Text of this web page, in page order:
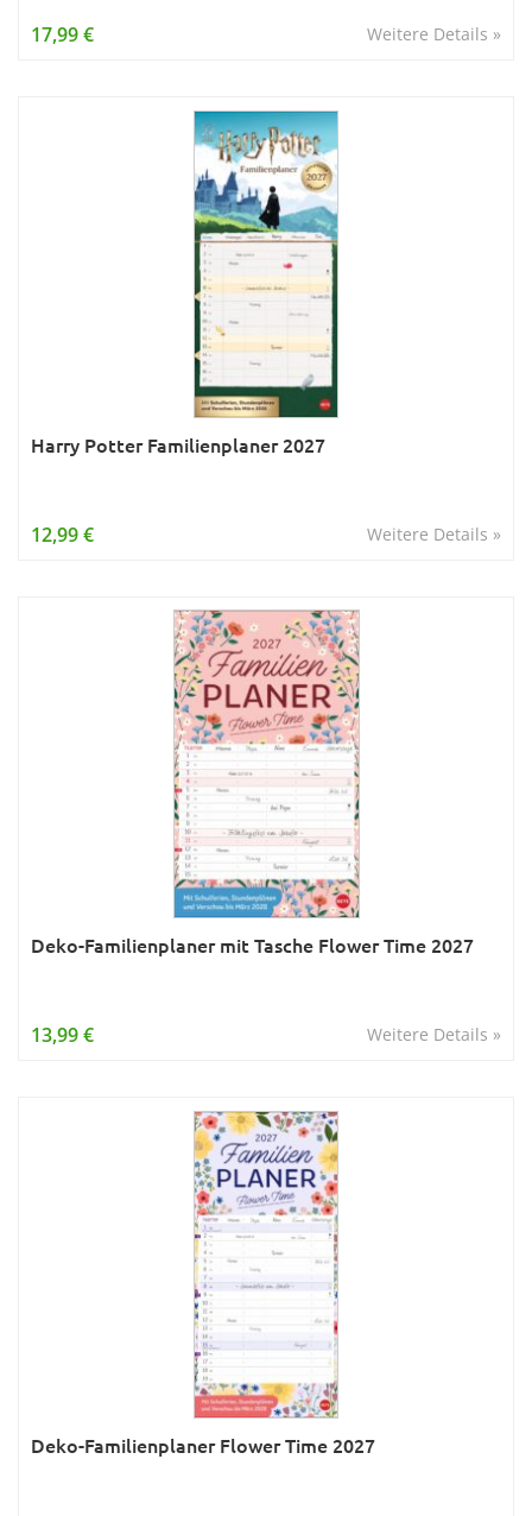
Young Adult
Weitere Details »
17,99 €
Harry Potter Familienplaner 2027
Weitere Details »
12,99 €
Deko-Familienplaner mit Tasche Flower Time 2027
Weitere Details »
13,99 €
Deko-Familienplaner Flower Time 2027